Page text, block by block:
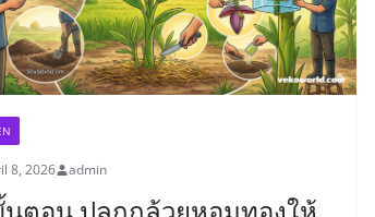
8, 2026 admin